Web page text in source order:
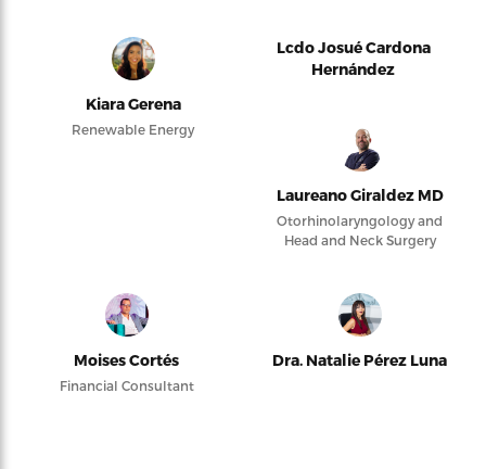
Kiara Gerena
Renewable Energy
Lcdo Josué Cardona
Hernández
Laureano Giraldez MD
Otorhinolaryngology and
Head and Neck Surgery
Moises Cortés
Financial Consultant
Dra. Natalie Pérez Luna